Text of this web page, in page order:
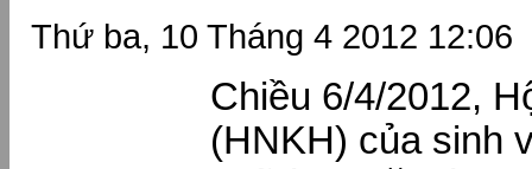
Thứ ba, 10 Tháng 4 2012 12:06
Chiều 6/4/2012,
(HNKH) của sinh